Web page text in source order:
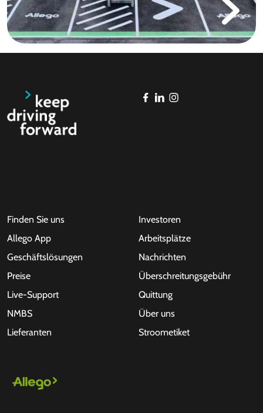
Finden Sie uns
Allego App
Geschäftslösungen
Preise
Live-Support
NMBS
Lieferanten
Investoren
Arbeitsplätze
Nachrichten
Überschreitungsgebühr
Quittung
Über uns
Stroometiket